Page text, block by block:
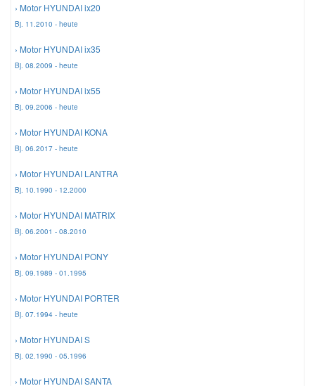
› Motor HYUNDAI ix20
Bj. 11.2010 - heute
› Motor HYUNDAI ix35
Bj. 08.2009 - heute
› Motor HYUNDAI ix55
Bj. 09.2006 - heute
› Motor HYUNDAI KONA
Bj. 06.2017 - heute
› Motor HYUNDAI LANTRA
Bj. 10.1990 - 12.2000
› Motor HYUNDAI MATRIX
Bj. 06.2001 - 08.2010
› Motor HYUNDAI PONY
Bj. 09.1989 - 01.1995
› Motor HYUNDAI PORTER
Bj. 07.1994 - heute
› Motor HYUNDAI S
Bj. 02.1990 - 05.1996
› Motor HYUNDAI SANTA